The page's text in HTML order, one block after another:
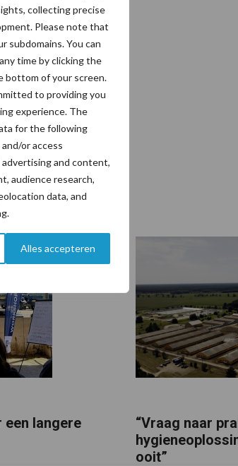
collecting precise
Please note that
subdomains. You can
time by clicking the
bottom of your screen.
to providing you
experience. The
for the following
or access
advertising and content,
audience research,
data, and
Alles accepteren
procent subsidie
langere
“Vraag naar
ooit”